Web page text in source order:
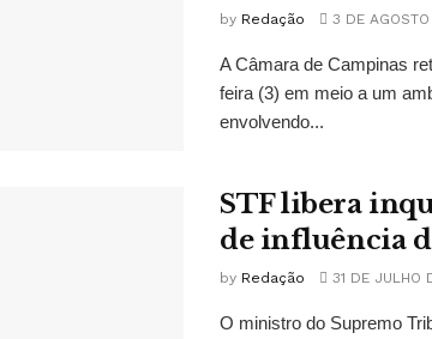
by Redação 3 DE
A Câmara de Campinas
feira (3) em meio a um
envolvendo...
STF libera
de influência
by Redação 31 DE JULHO
O ministro do Supremo